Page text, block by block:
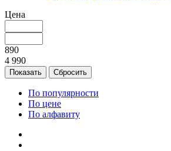
Цена
890
4 990
По популярности
По цене
По алфавиту